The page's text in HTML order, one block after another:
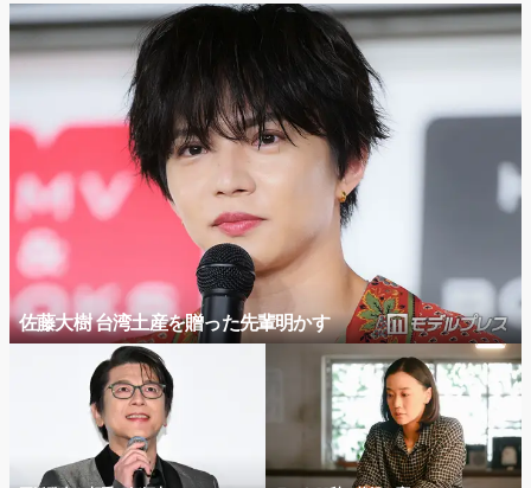
佐藤大樹 台湾土産を贈った先輩明かす